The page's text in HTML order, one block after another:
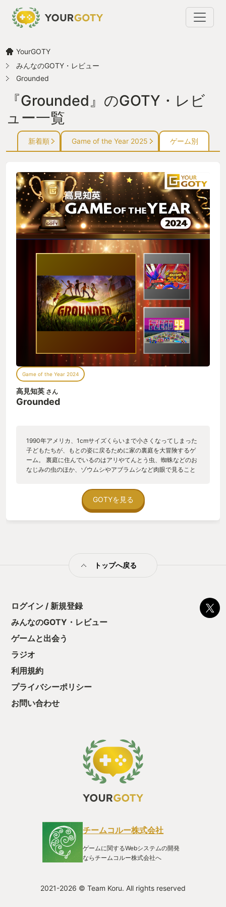
YourGOTY
みんなのGOTY・レビュー
Grounded
『Grounded』のGOTY・レビ
ュー一覧
新着順 Game of the Year 2025 ゲーム別
Game of the Year 2024
高見知英 さん
Grounded
1990年アメリカ、1cmサイズくらいまで小さくなってしまった
子どもたちが、もとの姿に戻るために家の裏庭を大冒険するゲ
ーム。 裏庭に住んでいるのはアリやてんとう虫、蜘蛛などのお
なじみの虫のほか、ゾウムシやアブラムシなど肉眼で見ること
は肉を頂いたりしながらサバイバル生活を歩むゲーム。 敵とな
る虫と間合いを見極めてうまく戦うアクション性、少しでも油
断すると弱い虫にもやられてしまうスリリングさ、自分の住処
延びる生活を送ることになり、狩りをするってどういうことだ
カウントでサインインすることによってXboxやPlayStationな
人で裏庭の冒険を行っていくことができるそうです。 ソロプレ
イでもマルチプレイでもいろいろな要素があり、それぞれの難
しさがあり、非常に面白いゲームだと思います。
GOTYを見る
トップへ戻る
ログイン / 新規登録
みんなのGOTY・レビュー
ゲームと出会う
ラジオ
利用規約
プライバシーポリシー
お問い合わせ
チームコルー株式会社
ゲームに関するWebシステムの開発
ならチームコルー株式会社へ
2021-2026 © Team Koru. All rights reserved